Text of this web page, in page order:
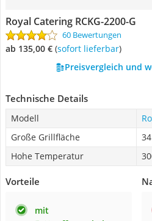
Royal Catering RCKG-2200-G
60 Bewertungen
ab 135,00 € ( Sofort lieferbar)
Preisvergleich und
Technische Details
Modell
Große Grillfläche
Hohe Temperatur
Vorteile
mit